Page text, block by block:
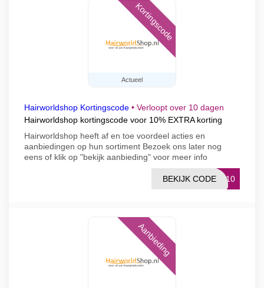
Actueel
Kortingscode
Hairworldshop Kortingscode • Verloopt over 10 dagen
Hairworldshop kortingscode voor 10% EXTRA korting
Hairworldshop heeft af en toe voordeel acties en
aanbiedingen op hun sortiment Bezoek ons later nog
eens of klik op "bekijk aanbieding" voor meer info
EL10
BEKIJK CODE
Aanbieding